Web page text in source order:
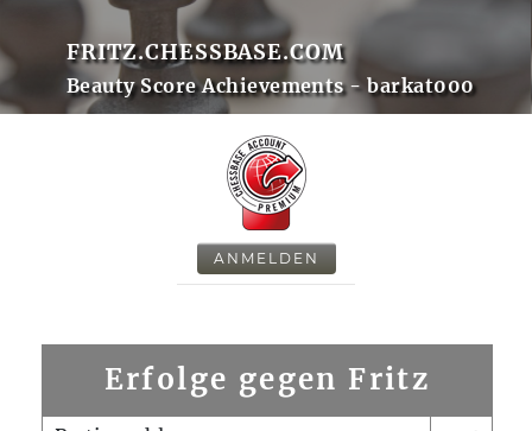
FRITZ.CHESSBASE.COM
Beauty Score Achievements - barkat000
ANMELDEN
Erfolge gegen Fritz